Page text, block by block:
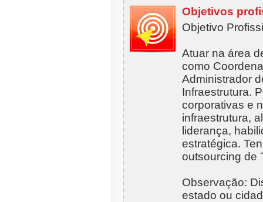
Objetivos
Objetivo
Atuar na área
como
Administrador
Infraestrutura.
corporativas e
infraestrutura,
liderança,
estratégica.
outsourcing de
Observação:
estado ou